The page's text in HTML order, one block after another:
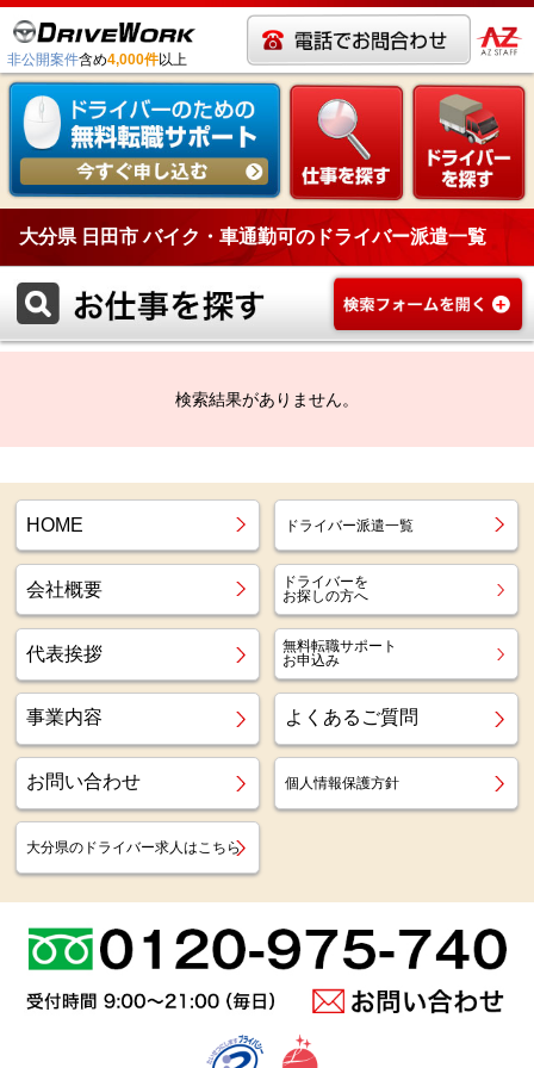
非公開案件含め4,000件以上
大分県 日田市 バイク・車通勤可のドライバー派遣一覧
検索結果がありません。
HOME ドライバー派遣一覧
会社概要
ドライバーを
お探しの方へ
代表挨拶
無料転職サポート
お申込み
事業内容 よくあるご質問
お問い合わせ 個人情報保護方針
大分県のドライバー求人はこちら